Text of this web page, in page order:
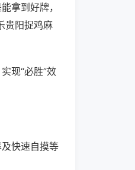
拿到好牌，
贵阳捉鸡麻
现“必胜”效
快速自摸等